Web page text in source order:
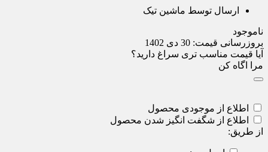
ارسال توسط ماشین تیک
ناموجود
بروزرسانی قیمت: 30 دی 1402
آیا قیمت مناسب تری سراغ دارید؟
مرا اگاه کن
اطلاع از موجودی محصول
اطلاع از شگفت انگیز شدن محصول
از طریق: